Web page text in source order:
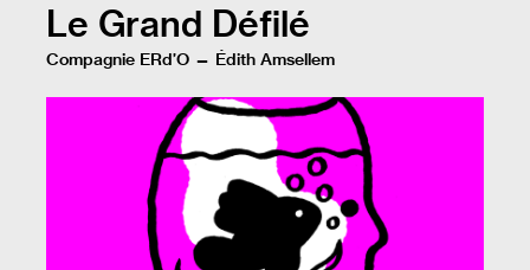
Le Grand Défilé
Compagnie ERd’O — Édith Amsellem